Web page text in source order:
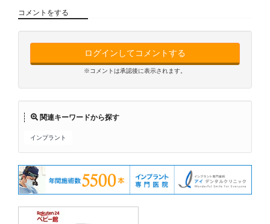
コメントをする
ログインしてコメントする
※コメントは承認後に表示されます。
関連キーワードから探す
インプラント